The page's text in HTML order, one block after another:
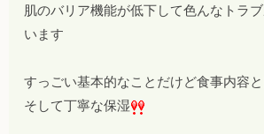
肌のバリア機能が低下して色んなトラ
います
すっごい基本的なことだけど食事内容
そして丁寧な保湿